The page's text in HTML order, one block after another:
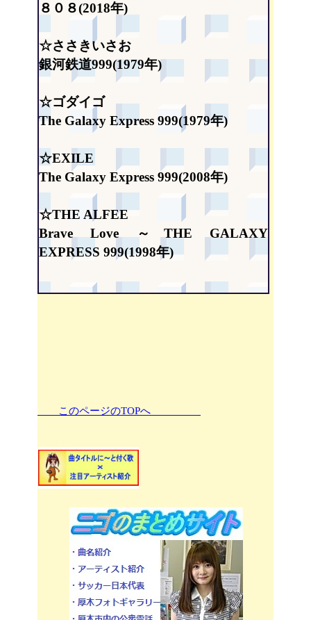
８０８(2018年)
☆ささきいさお
銀河鉄道999(1979年)
☆ゴダイゴ
The Galaxy Express 999(1979年)
☆EXILE
The Galaxy Express 999(2008年)
☆THE ALFEE
Brave Love ～THE GALAXY
EXPRESS 999(1998年)
このページのTOPへ